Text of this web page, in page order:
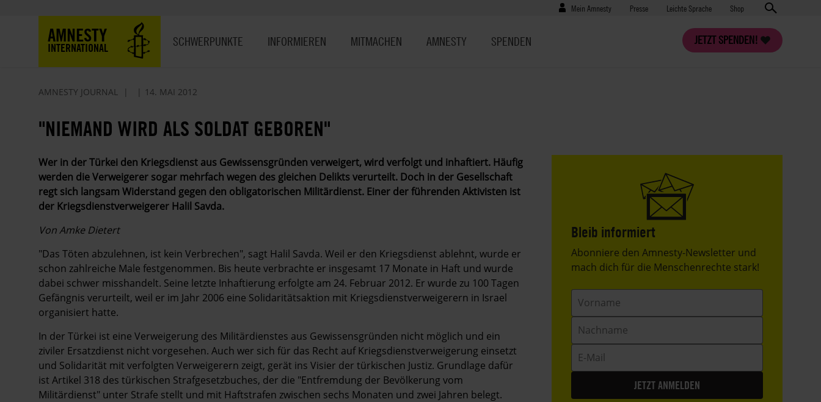
Benutzermenü
Mein Amnesty Presse
Presse Leichte Sprache Shop
AMNESTY
INTERNATIONAL
JETZT SPENDEN!
SCHWERPUNKTE INFORMIEREN MITMACHEN AMNESTY SPENDEN
AMNESTY JOURNAL 14. MAI 2012
"NIEMAND WIRD ALS SOLDAT GEBOREN"
Wer in der Türkei den Kriegsdienst aus Gewissensgründen verweigert, wird verfolgt und inhaftiert. Häufig
werden die Verweigerer sogar mehrfach wegen des gleichen Delikts verurteilt. Doch in der Gesellschaft
regt sich langsam Widerstand gegen den obligatorischen Militärdienst. Einer der führenden ­Aktivisten ist
der Kriegsdienstverweigerer Halil Savda.
Von Amke Dietert
"Das Töten abzulehnen, ist kein Verbrechen", sagt Halil Savda. Weil er den Kriegsdienst ablehnt, wurde er
schon zahlreiche Male festgenommen. Bis heute verbrachte er insgesamt 17 Monate in Haft und wurde
dabei schwer misshandelt. Seine letzte Inhaftierung erfolgte am 24. Februar 2012. Er wurde zu 100 Tagen
Gefängnis verurteilt, weil er im Jahr 2006 eine Solidaritätsaktion mit Kriegsdienstverweigerern in Israel
organisiert hatte.
In der Türkei ist eine Verweigerung des Militärdienstes aus Gewissensgründen nicht möglich und ein
ziviler Ersatzdienst nicht vorgesehen. Auch wer sich für das Recht auf Kriegsdienstverweigerung einsetzt
und Solidarität mit verfolgten Verweigerern zeigt, gerät ins Visier der türkischen Justiz. Grundlage dafür
ist Artikel 318 des türkischen Strafgesetzbuches, der die "Entfremdung der Bevölkerung vom
Militärdienst" unter Strafe stellt und mit Haftstrafen zwischen sechs Monaten und zwei Jahren belegt.
Bleib informiert
Header
Text
Abonniere den Amnesty-Newsletter und
mach dich für die Menschenrechte stark!
Vorname
Nachname
E-
Mail